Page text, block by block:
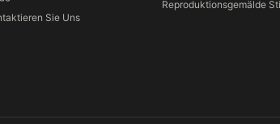
Sie Uns
Reproduktionsgemälde